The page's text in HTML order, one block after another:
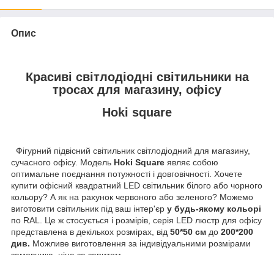
Опис
Красиві світлодіодні світильники на
тросах для магазину, офісу
Hoki square
Фігурний підвісний світильник світлодіодний для магазину,
сучасного офісу. Модель Hoki Square являє собою
оптимальне поєднання потужності і довговічності. Хочете
купити офісний квадратний LED світильник білого або чорного
кольору? А як на рахунок червоного або зеленого? Можемо
виготовити світильник під ваш інтер'єр у будь-якому кольорі
по RAL. Це ж стосується і розмірів, серія LED люстр для офісу
представлена в декількох розмірах, від 50*50 см до 200*200
див. Можливе виготовлення за індивідуальними розмірами